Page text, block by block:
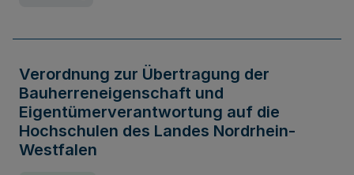
Verordnung zur Übertragung der
Bauherreneigenschaft und
Eigentümerverantwortung auf die
Hochschulen des Landes Nordrhein-
Westfalen